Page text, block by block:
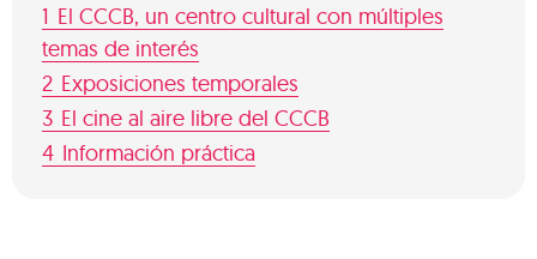
1 El CCCB, un centro cultural con múltiples
temas de interés
2 Exposiciones temporales
3 El cine al aire libre del CCCB
4 Información práctica